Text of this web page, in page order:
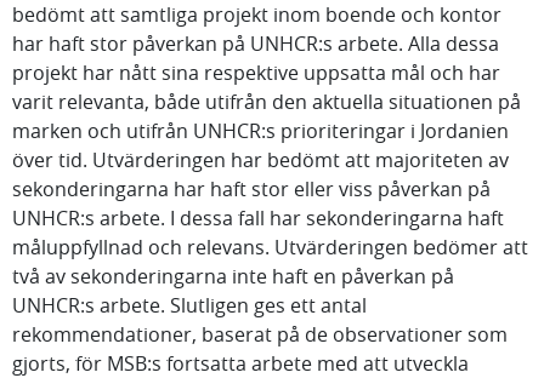
bedömt att samtliga projekt inom boende och kontor
har haft stor påverkan på UNHCR:s arbete. Alla dessa
projekt har nått sina respektive uppsatta mål och har
varit relevanta, både utifrån den aktuella situationen på
marken och utifrån UNHCR:s prioriteringar i Jordanien
över tid. Utvärderingen har bedömt att majoriteten av
sekonderingarna har haft stor eller viss påverkan på
UNHCR:s arbete. I dessa fall har sekonderingarna haft
måluppfyllnad och relevans. Utvärderingen bedömer att
två av sekonderingarna inte haft en påverkan på
UNHCR:s arbete. Slutligen ges ett antal
rekommendationer, baserat på de observationer som
gjorts, för MSB:s fortsatta arbete med att utveckla